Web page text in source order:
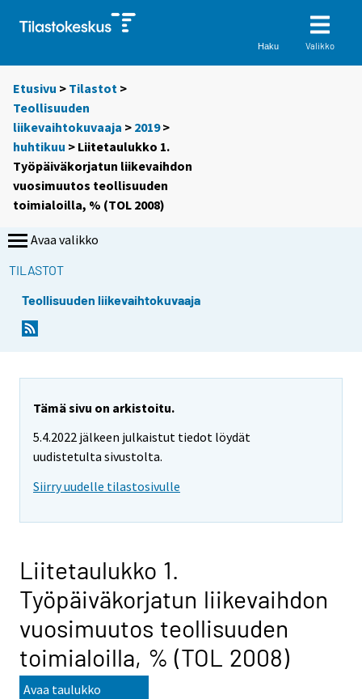
Haku Valikko
Etusivu > Tilastot >
Teollisuuden
liikevaihtokuvaaja > 2019>
huhtikuu > Liitetaulukko 1.
Työpäiväkorjatun liikevaihdon
vuosimuutos teollisuuden
toimialoilla, % (TOL 2008)
Avaa valikko
TILASTOT
Teollisuuden liikevaihtokuvaaja
Tämä sivu on arkistoitu.
5.4.2022 jälkeen julkaistut tiedot löydät
uudistetulta sivustolta.
Siirry uudelle tilastosivulle
Liitetaulukko 1.
Työpäiväkorjatun liikevaihdon
vuosimuutos teollisuuden
toimialoilla, % (TOL 2008)
Avaa taulukko